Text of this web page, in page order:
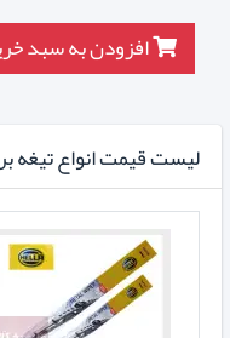
افزودن به سبد
لیست قیمت انواع تیغه